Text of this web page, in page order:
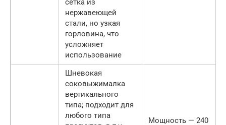
сетка из
нержавеющей
стали, но узкая
горловина, что
усложняет
использование
Шневокая
соковыжималка
вертикального
типа; подходит для
любого типа
Мощность — 240